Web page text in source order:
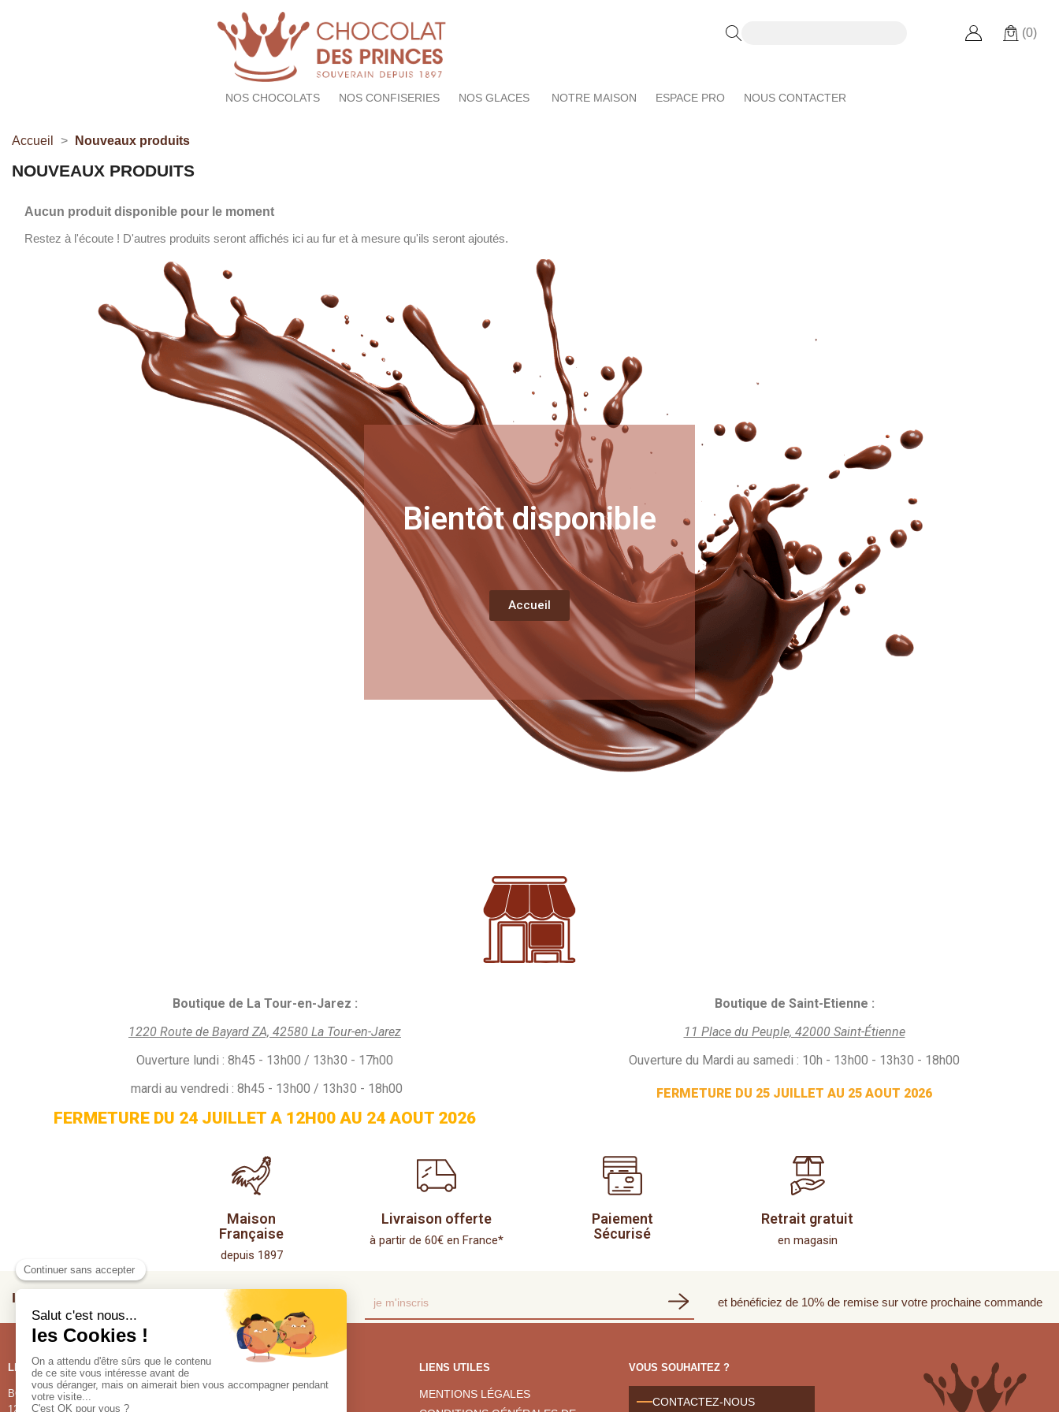
(0)
NOS CHOCOLATS NOS CONFISERIES NOS GLACES NOTRE MAISON ESPACE PRO NOUS CONTACTER
Accueil Nouveaux produits
NOUVEAUX PRODUITS
Aucun produit disponible pour le moment
Restez à l'écoute ! D'autres produits seront affichés ici au fur et à mesure qu'ils seront ajoutés.
Bientôt disponible
Accueil
Boutique de La Tour-en-Jarez :
1220 Route de Bayard ZA, 42580 La Tour-en-Jarez
Ouverture lundi : 8h45 - 13h00 / 13h30 - 17h00
mardi au vendredi : 8h45 - 13h00 / 13h30 - 18h00
FERMETURE DU 24 JUILLET A 12H00 AU 24 AOUT 2026
Boutique de Saint-Etienne :
11 Place du Peuple, 42000 Saint-Étienne
Ouverture du Mardi au samedi : 10h - 13h00 - 13h30 - 18h00
FERMETURE DU 25 JUILLET AU 25 AOUT 2026
Maison
Française
depuis 1897
Livraison offerte
à partir de 60€ en France*
Paiement
Sécurisé
Retrait gratuit
en magasin
INSCRIVEZ VOUS À NOTRE NEWSLETTER et bénéficiez de 10% de remise sur votre prochaine commande
LES BOUTIQUES
BOUTIQUE DE LA CHOCOLATERIE
1220, route de Bayard
NOS PRODUITS
NOS CHOCOLATS
LIENS UTILES
MENTIONS LÉGALES
VOUS SOUHAITEZ ?
CONTACTEZ-NOUS